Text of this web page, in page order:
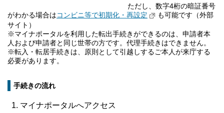
ただし、数字4桁の暗証番号
がわかる場合はコンビニ等で初期化・再設定
も可能です（外部
サイト）
※マイナポータルを利用した転出手続きができるのは、申請者本
人および申請者と同じ世帯の方です。代理手続きはできません。
※転入・転居手続きは、原則として引越しするご本人が来庁する
必要があります。
手続きの流れ
マイナポータルへアクセス